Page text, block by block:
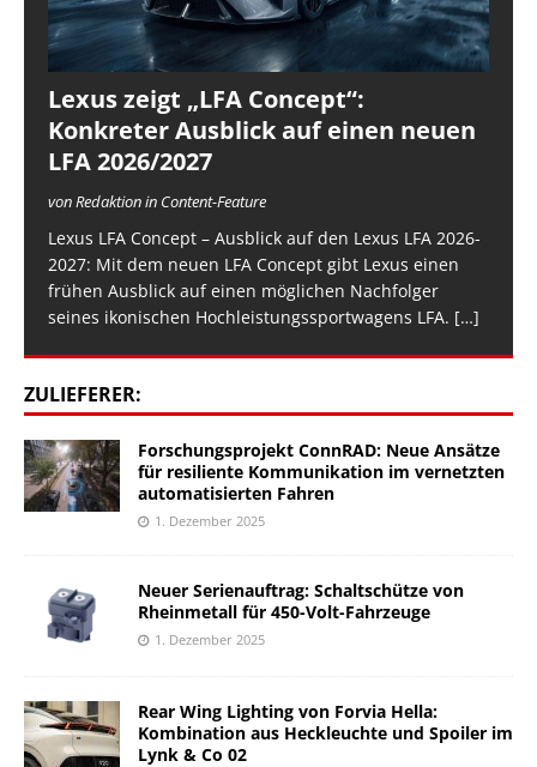
Lexus zeigt „LFA Concept“:
Konkreter Ausblick auf einen neuen
LFA 2026/2027
von Redaktion in Content-Feature
Lexus LFA Concept – Ausblick auf den Lexus LFA 2026-
2027: Mit dem neuen LFA Concept gibt Lexus einen
frühen Ausblick auf einen möglichen Nachfolger
seines ikonischen Hochleistungssportwagens LFA. […]
ZULIEFERER:
Forschungsprojekt ConnRAD: Neue Ansätze
für resiliente Kommunikation im vernetzten
automatisierten Fahren
1. Dezember 2025
Neuer Serienauftrag: Schaltschütze von
Rheinmetall für 450-Volt-Fahrzeuge
1. Dezember 2025
Rear Wing Lighting von Forvia Hella:
Kombination aus Heckleuchte und Spoiler im
Lynk & Co 02